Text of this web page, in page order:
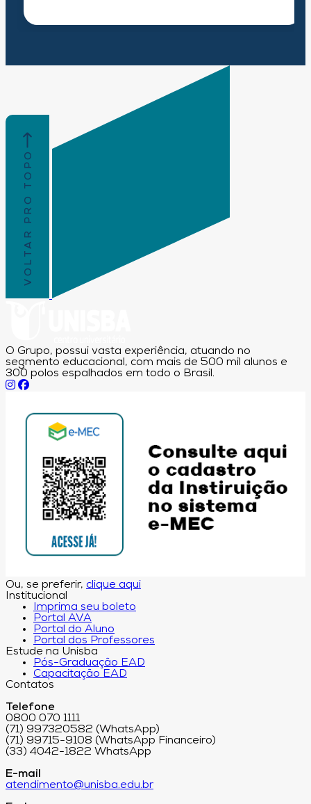
VOLTAR PRO TOPO
O Grupo, possui vasta experiência, atuando no
segmento educacional, com mais de 500 mil alunos e
300 polos espalhados em todo o Brasil.
Ou, se preferir, clique aqui
Institucional
Imprima seu boleto
Portal AVA
Portal do Aluno
Portal dos Professores
Estude na Unisba
Pós-Graduação EAD
Capacitação EAD
Contatos
Telefone
0800 070 1111
(71) 997320582 (WhatsApp)
(71) 99715-9108 (WhatsApp Financeiro)
(33) 4042-1822 WhatsApp
E-mail
atendimento@unisba.edu.br